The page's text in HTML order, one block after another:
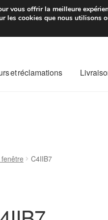
de 7 EUR
et réclamations
C4IIB7
vous offrir la meilleure
les cookies que nous utilisons